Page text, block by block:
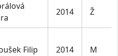
2014 Ž
Filip 2014 M